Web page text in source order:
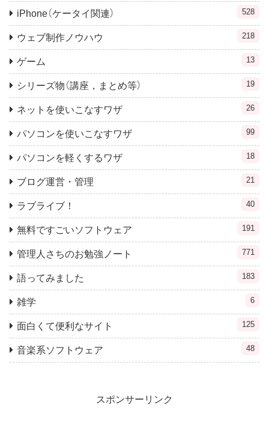
iPhone（ケータイ関連） 528
ウェブ制作ノウハウ 218
ゲーム 13
シリーズ物（講座，まとめ等） 19
ネットを使いこなすワザ 26
パソコンを使いこなすワザ 99
パソコンを軽くするワザ 18
ブログ運営・管理 21
ラブライブ！ 40
無料ですごいソフトウェア 191
管理人さちのお勉強ノート 771
語ってみました 183
雑学 6
面白くて便利なサイト 125
音楽系ソフトウェア 48
スポンサーリンク